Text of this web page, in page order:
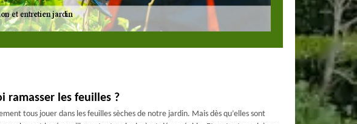
ramasser les feuilles ?
tous jouer dans les feuilles sèches de notre jardin. Mais dès qu’elles sont